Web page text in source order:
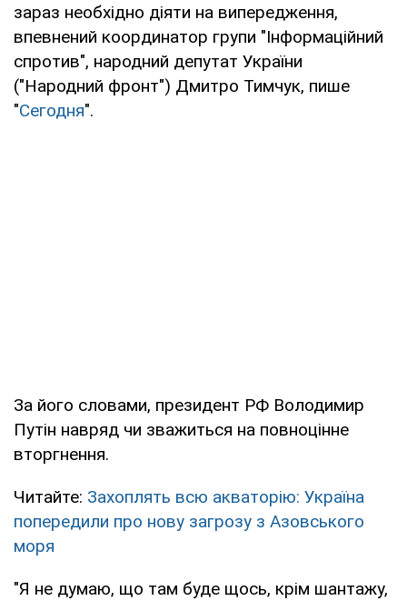
зараз необхідно діяти на випередження,
впевнений координатор групи "Інформаційний
спротив", народний депутат України
("Народний фронт") Дмитро Тимчук, пише
"Сегодня".
За його словами, президент РФ Володимир
Путін навряд чи зважиться на повноцінне
вторгнення.
Читайте: Захоплять всю акваторію: Україна
попередили про нову загрозу з Азовського
моря
"Я не думаю, що там буде щось, крім шантажу,